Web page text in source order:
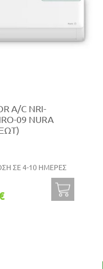
A/C NRI-
09 NURA
ΣΕ 4-10 ΗΜΕΡΕΣ